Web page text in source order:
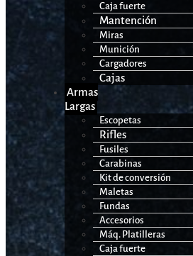
Caja fuerte
Mantención
Miras
Munición
Cargadores
Cajas
Armas
Largas
Escopetas
Rifles
Fusiles
Carabinas
Kit de conversión
Maletas
Fundas
Accesorios
Máq. Platilleras
Caja fuerte